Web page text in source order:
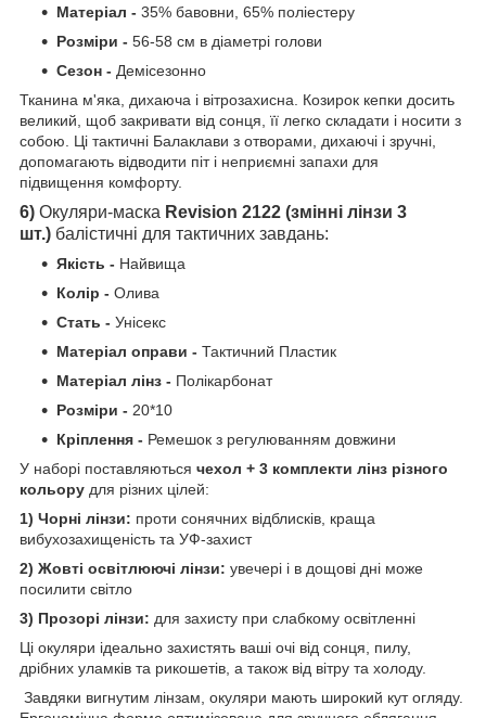
Матеріал - 35% бавовни, 65% поліестеру
Розміри - 56-58 см в діаметрі голови
Сезон - Демісезонно
Тканина м'яка, дихаюча і вітрозахисна. Козирок кепки досить
великий, щоб закривати від сонця, її легко складати і носити з
собою. Ці тактичні Балаклави з отворами, дихаючі і зручні,
допомагають відводити піт і неприємні запахи для
підвищення комфорту.
6) Окуляри-маска Revision 2122 (змінні лінзи 3
шт.) балістичні для тактичних завдань:
Якість - Найвища
Колір - Олива
Стать - Унісекс
Матеріал оправи - Тактичний Пластик
Матеріал лінз - Полікарбонат
Розміри - 20*10
Кріплення - Ремешок з регулюванням довжини
У наборі поставляються чехол + 3 комплекти лінз різного
кольору для різних цілей:
1) Чорні лінзи: проти сонячних відблисків, краща
вибухозахищеність та УФ-захист
2) Жовті освітлюючі лінзи: увечері і в дощові дні може
посилити світло
3) Прозорі лінзи: для захисту при слабкому освітленні
Ці окуляри ідеально захистять ваші очі від сонця, пилу,
дрібних уламків та рикошетів, а також від вітру та холоду.
Завдяки вигнутим лінзам, окуляри мають широкий кут огляду.